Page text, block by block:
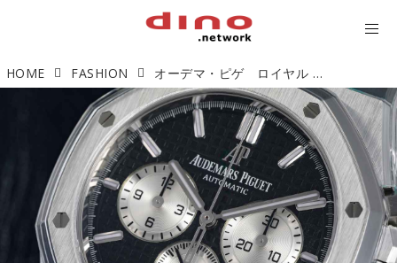
HOME FASHION オーデマ・ピゲ ロイヤル オーク クロノグラフ「ラグジュアリースポーツ」【今週の逸本 Vol.76】